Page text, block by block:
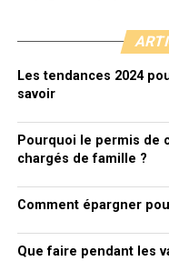
Les tendances 2024
savoir
Pourquoi le permis de
chargés de famille ?
Comment épargner
Que faire pendant les